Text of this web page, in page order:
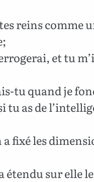
reins comme
et tu
tu quand je
tu as de
a fixé les
étendu sur elle